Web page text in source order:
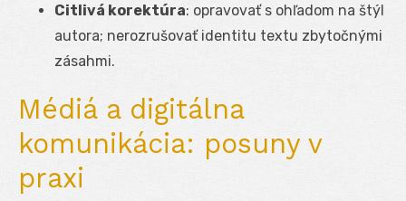
Citlivá korektúra: opravovať s ohľadom na štýl
autora; nerozrušovať identitu textu zbytočnými
zásahmi.
Médiá a digitálna
komunikácia: posuny v
praxi